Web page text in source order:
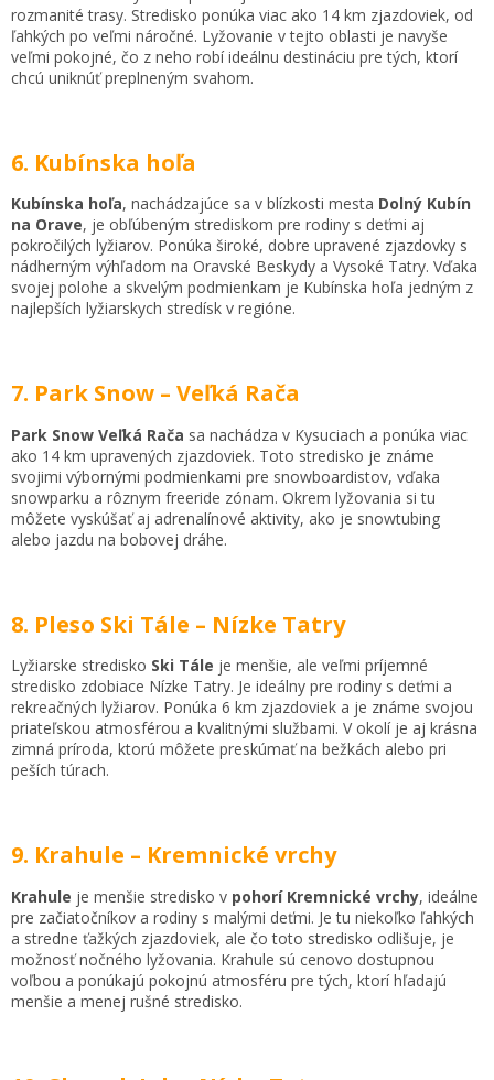
rozmanité trasy. Stredisko ponúka viac ako 14 km zjazdoviek, od
ľahkých po veľmi náročné. Lyžovanie v tejto oblasti je navyše
veľmi pokojné, čo z neho robí ideálnu destináciu pre tých, ktorí
chcú uniknúť preplneným svahom.
6. Kubínska hoľa
Kubínska hoľa, nachádzajúce sa v blízkosti mesta Dolný Kubín
na Orave, je obľúbeným strediskom pre rodiny s deťmi aj
pokročilých lyžiarov. Ponúka široké, dobre upravené zjazdovky s
nádherným výhľadom na Oravské Beskydy a Vysoké Tatry. Vďaka
svojej polohe a skvelým podmienkam je Kubínska hoľa jedným z
najlepších lyžiarskych stredísk v regióne.
7. Park Snow – Veľká Rača
Park Snow Veľká Rača sa nachádza v Kysuciach a ponúka viac
ako 14 km upravených zjazdoviek. Toto stredisko je známe
svojimi výbornými podmienkami pre snowboardistov, vďaka
snowparku a rôznym freeride zónam. Okrem lyžovania si tu
môžete vyskúšať aj adrenalínové aktivity, ako je snowtubing
alebo jazdu na bobovej dráhe.
8. Pleso Ski Tále – Nízke Tatry
Lyžiarske stredisko Ski Tále je menšie, ale veľmi príjemné
stredisko zdobiace Nízke Tatry. Je ideálny pre rodiny s deťmi a
rekreačných lyžiarov. Ponúka 6 km zjazdoviek a je známe svojou
priateľskou atmosférou a kvalitnými službami. V okolí je aj krásna
zimná príroda, ktorú môžete preskúmať na bežkách alebo pri
peších túrach.
9. Krahule – Kremnické vrchy
Krahule je menšie stredisko v pohorí Kremnické vrchy, ideálne
pre začiatočníkov a rodiny s malými deťmi. Je tu niekoľko ľahkých
a stredne ťažkých zjazdoviek, ale čo toto stredisko odlišuje, je
možnosť nočného lyžovania. Krahule sú cenovo dostupnou
voľbou a ponúkajú pokojnú atmosféru pre tých, ktorí hľadajú
menšie a menej rušné stredisko.